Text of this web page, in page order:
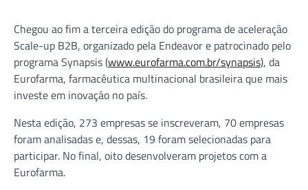
Chegou ao fim a terceira edição do programa de aceleração
Scale-up B2B, organizado pela Endeavor e patrocinado pelo
programa Synapsis (www.eurofarma.com.br/synapsis), da
Eurofarma, farmacêutica multinacional brasileira que mais
investe em inovação no país.
Nesta edição, 273 empresas se inscreveram, 70 empresas
foram analisadas e, dessas, 19 foram selecionadas para
participar. No final, oito desenvolveram projetos com a
Eurofarma.